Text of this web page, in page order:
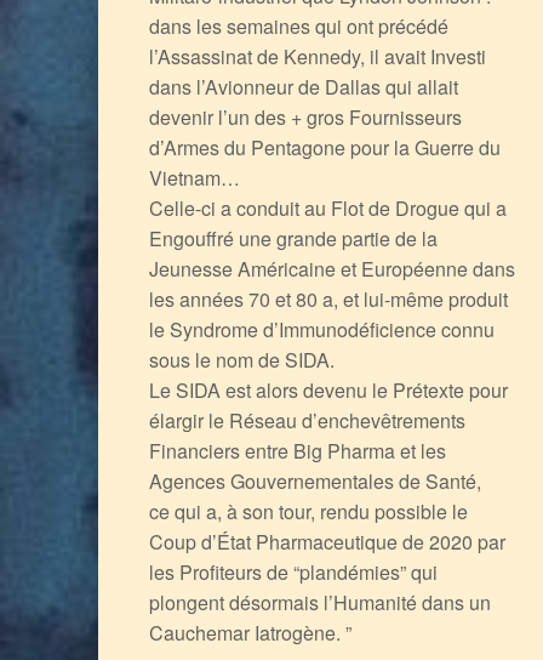
dans les semaines qui ont précédé
l’Assassinat de Kennedy, il avait Investi
dans l’Avionneur de Dallas qui allait
devenir l’un des + gros Fournisseurs
d’Armes du Pentagone pour la Guerre du
Vietnam…
Celle-ci a conduit au Flot de Drogue qui a
Engouffré une grande partie de la
Jeunesse Américaine et Européenne dans
les années 70 et 80 a, et lui-même produit
le Syndrome d’Immunodéficience connu
sous le nom de SIDA.
Le SIDA est alors devenu le Prétexte pour
élargir le Réseau d’enchevêtrements
Financiers entre Big Pharma et les
Agences Gouvernementales de Santé,
ce qui a, à son tour, rendu possible le
Coup d’État Pharmaceutique de 2020 par
les Profiteurs de “plandémies” qui
plongent désormais l’Humanité dans un
Cauchemar Iatrogène. ”